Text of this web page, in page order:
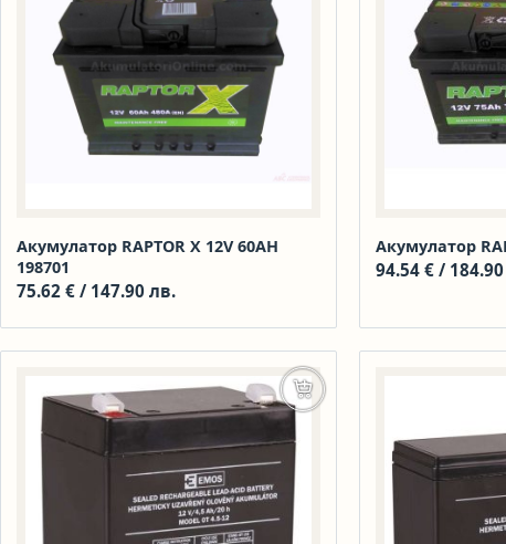
Акумулатор RAPTOR X 12V 60AH
198701
75.62 € / 147.90 лв.
Акумулатор
94.54 € /
Добавяне в количката